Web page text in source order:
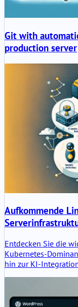
Git with
production server
Aufkommende
Entdecken Sie die
Kubernetes-
hin zur KI-